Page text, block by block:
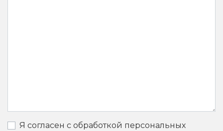
Я согласен с обработкой персональных